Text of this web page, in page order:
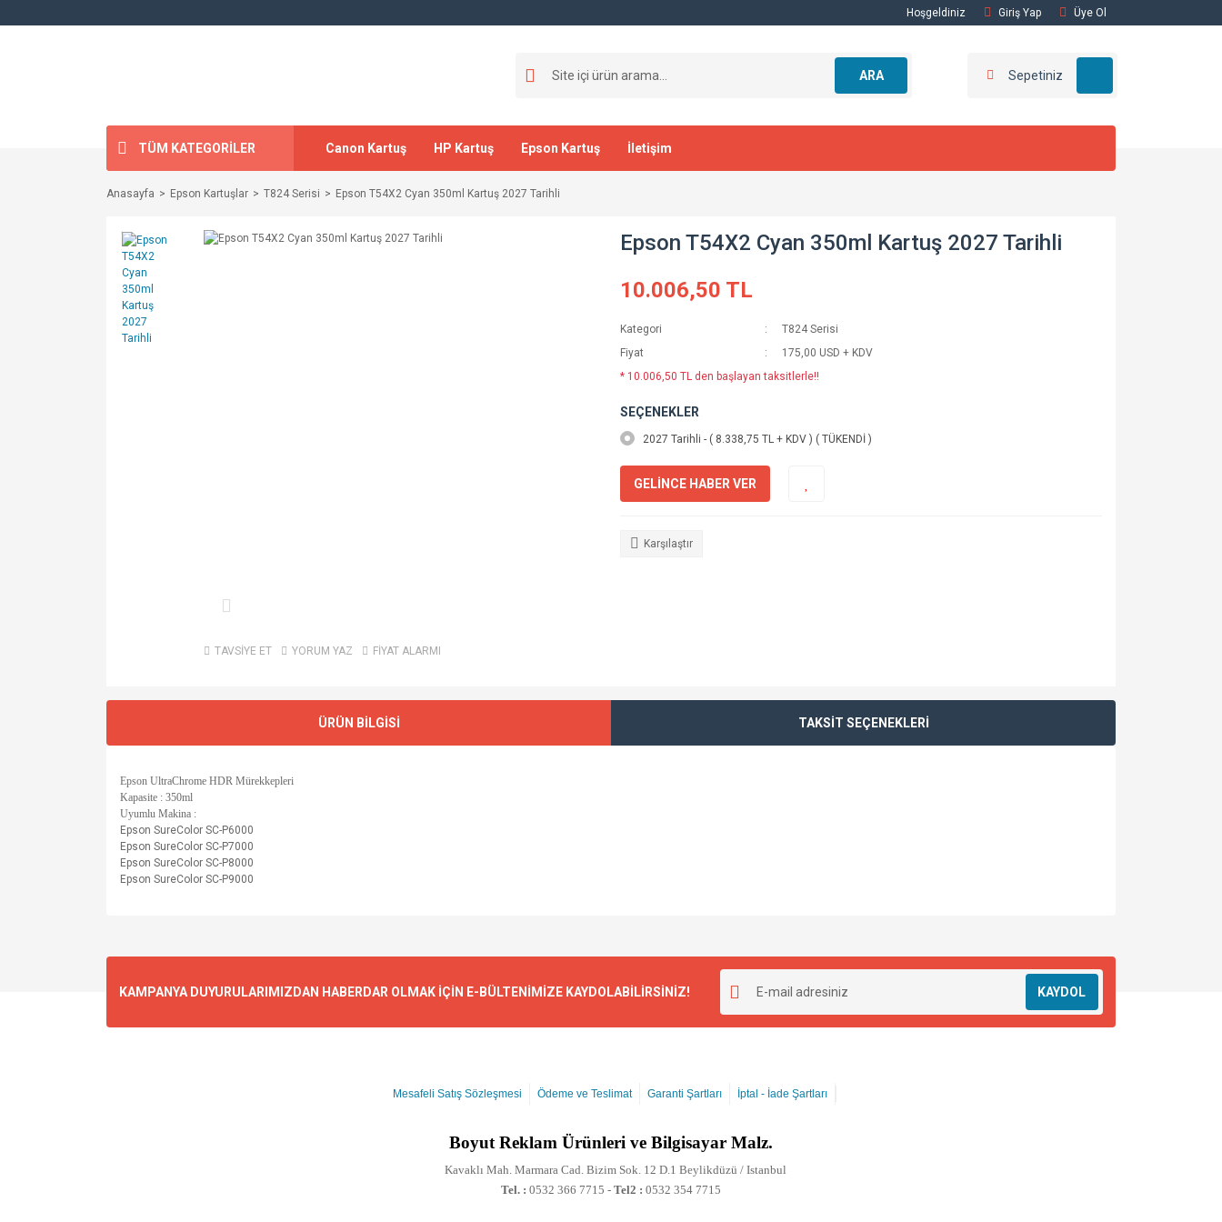
Hoşgeldiniz Giriş Yap Üye Ol
ARA Sepetiniz
TÜM KATEGORİLER Canon Kartuş HP Kartuş Epson Kartuş İletişim
Anasayfa Epson Kartuşlar T824 Serisi Epson T54X2 Cyan 350ml Kartuş 2027 Tarihli
TAVSİYE ET YORUM YAZ FİYAT ALARMI
Epson T54X2 Cyan 350ml Kartuş 2027 Tarihli
10.006,50 TL
Kategori
T824 Serisi
Fiyat
175,00 USD + KDV
* 10.006,50 TL den başlayan taksitlerle!!
SEÇENEKLER
2027 Tarihli - ( 8.338,75 TL + KDV ) ( TÜKENDİ )
GELİNCE HABER VER
Karşılaştır
ÜRÜN BİLGİSİ TAKSİT SEÇENEKLERİ
Epson UltraChrome HDR Mürekkepleri
Kapasite : 350ml
Uyumlu Makina :
Epson SureColor SC-P6000
Epson SureColor SC-P7000
Epson SureColor SC-P8000
Epson SureColor SC-P9000
KAMPANYA DUYURULARIMIZDAN HABERDAR OLMAK İÇİN E-BÜLTENİMİZE KAYDOLABİLİRSİNİZ! KAYDOL
Mesafeli Satış Sözleşmesi Ödeme ve Teslimat Garanti Şartları İptal - İade Şartları
Boyut Reklam Ürünleri ve Bilgisayar Malz.
Kavaklı Mah. Marmara Cad. Bizim Sok. 12 D.1 Beylikdüzü / Istanbul
Tel. : 0532 366 7715 - Tel2 : 0532 354 7715